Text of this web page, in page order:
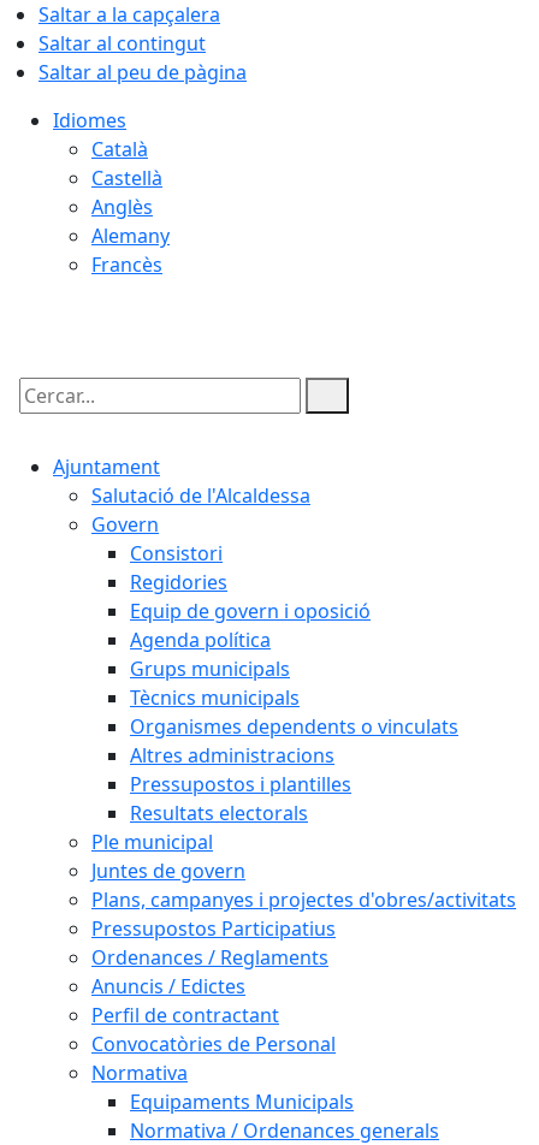
Saltar a la capçalera
Saltar al contingut
Saltar al peu de pàgina
Idiomes
Català
Castellà
Anglès
Alemany
Francès
Cercar:
Ajuntament
Salutació de l'Alcaldessa
Govern
Consistori
Regidories
Equip de govern i oposició
Agenda política
Grups municipals
Tècnics municipals
Organismes dependents o vinculats
Altres administracions
Pressupostos i plantilles
Resultats electorals
Ple municipal
Juntes de govern
Plans, campanyes i projectes d'obres/activitats
Pressupostos Participatius
Ordenances / Reglaments
Anuncis / Edictes
Perfil de contractant
Convocatòries de Personal
Normativa
Equipaments Municipals
Normativa / Ordenances generals